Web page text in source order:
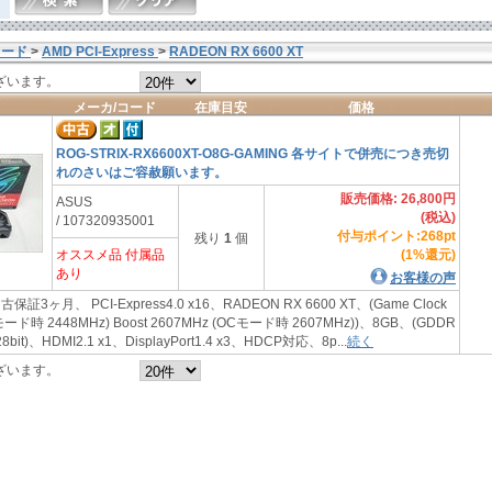
ド > AMD PCI-Express > RADEON RX 6600 XT
ます。
メーカ/コード
在庫目安 価格
ROG-STRIX-RX6600XT-O8G-GAMING 各サイトで併売につき売切
れのさいはご容赦願います。
ASUS
/ 107320935001
残り 1 個
販売価格: 26,800円
(税込)
付与ポイント:268pt
(1%還元)
お客様の声
オススメ品 付属品
あり
保証3ヶ月、 PCI-Express4.0 x16、RADEON RX 6600 XT、(Game Clock
ド時 2448MHz) Boost 2607MHz (OCモード時 2607MHz))、8GB、(GDDR
、HDMI2.1 x1、DisplayPort1.4 x3、HDCP対応、8p... 続く
ます。